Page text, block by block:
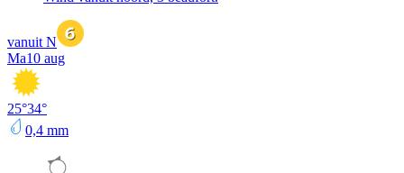
vanuit N
Ma10 aug
25°34°
0,4 mm